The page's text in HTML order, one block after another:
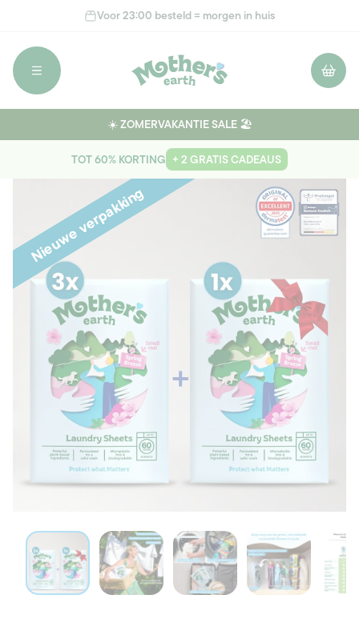
Voor 23:00 besteld = morgen in huis
☀️ ZOMERVAKANTIE SALE 🏖️
TOT 60% KORTING + 2 GRATIS CADEAUS
nu
beschikbaar
gallery-
weergave
productinformatie
Nieuwe verpakking